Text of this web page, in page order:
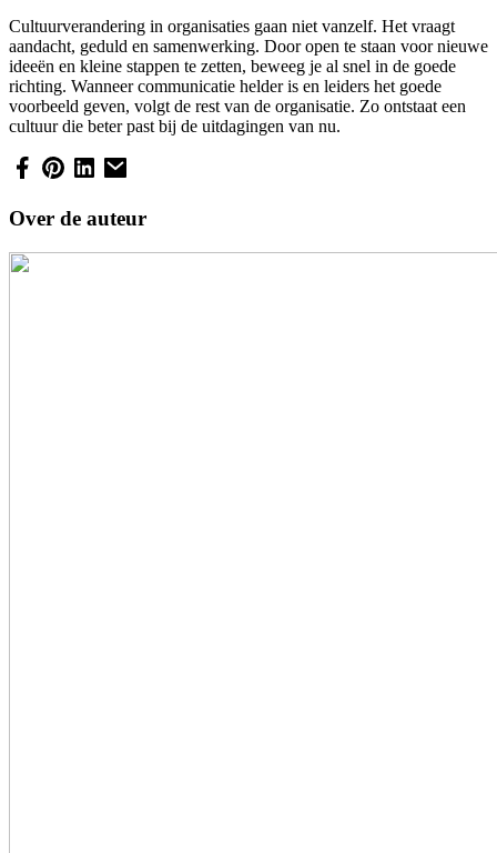
Cultuurverandering in organisaties gaan niet vanzelf. Het vraagt
aandacht, geduld en samenwerking. Door open te staan voor nieuwe
ideeën en kleine stappen te zetten, beweeg je al snel in de goede
richting. Wanneer communicatie helder is en leiders het goede
voorbeeld geven, volgt de rest van de organisatie. Zo ontstaat een
cultuur die beter past bij de uitdagingen van nu.
Over de auteur